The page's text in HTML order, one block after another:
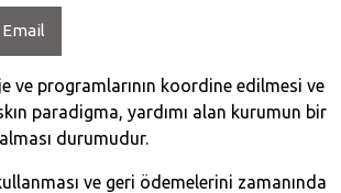
Email
ve programlarının koordine edilmesi ve
paradigma, yardımı alan kurumun bir
durumudur.
ve geri ödemelerini zamanında